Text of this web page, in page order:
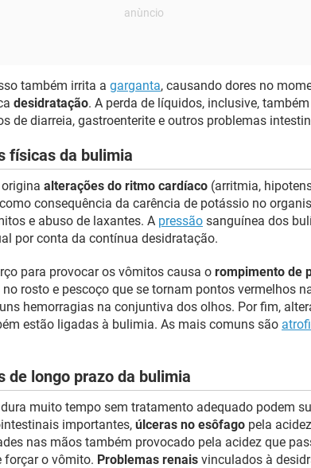
também irrita a garganta, causando dores no
desidratação. A perda de líquidos, inclusive,
de diarreia, gastroenterite e outros problemas
físicas da bulimia
alterações do ritmo cardíaco (arritmia,
consequência da carência de potássio no
e abuso de laxantes. A pressão sanguínea dos
por conta da contínua desidratação.
para provocar os vômitos causa o rompimento de
no rosto e pescoço que se tornam pontos vermelhos
hemorragias na conjuntiva dos olhos. Por fim,
estão ligadas à bulimia. As mais comuns são
de longo prazo da bulimia
muito tempo sem tratamento adequado podem
importantes, úlceras no esôfago pela
nas mãos também provocado pela acidez que
forçar o vômito. Problemas renais vinculados à